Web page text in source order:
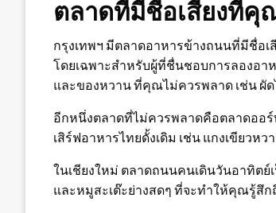
ตลาดที่มีชื่อเสียงที่คุ
กรุงเทพฯ มีตลาดอาหารข้างถนนที่มีชื่อ
โดยเฉพาะสำหรับผู้ที่ชื่นชอบการลองอา
และของหวาน ที่คุณไม่ควรพลาด เช่น ผั
อีกหนึ่งตลาดที่ไม่ควรพลาดคือตลาดออ
เสิร์ฟอาหารไทยดั้งเดิม เช่น แกงเขียวห
ในเชียงใหม่ ตลาดถนนคนเดินวันอาทิต
และหมูสะเต๊ะย่างสดๆ ที่จะทำให้คุณรู้สึ